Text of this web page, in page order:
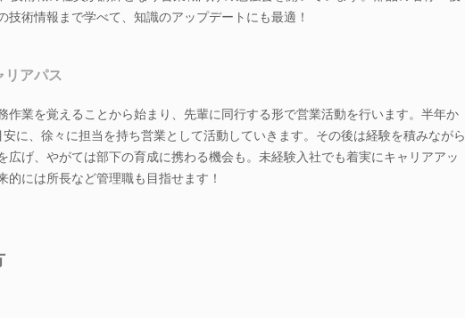
技術情報まで学べて、知識のアップデートにも最適！
リアパス
作業を覚えることから始まり、先輩に同行する形で営業活動を行います。半年か
安に、徐々に担当を持ち営業として活動していきます。その後は経験を積みながら
広げ、やがては部下の育成に携わる機会も。未経験入社でも着実にキャリアアッ
的には所長など管理職も目指せます！